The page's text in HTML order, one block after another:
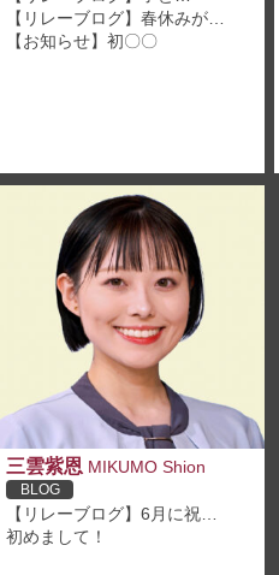
【リレーブログ】春休みが…
【お知らせ】初〇〇
三雲紫恩 MIKUMO Shion
BLOG
【リレーブログ】6月に祝…
初めまして！